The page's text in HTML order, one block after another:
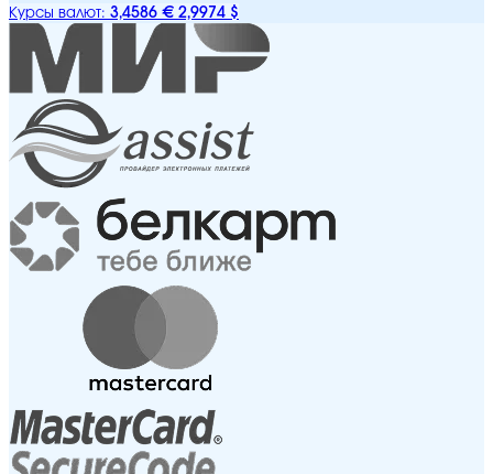
Курсы валют: 3,4586 € 2,9974 $